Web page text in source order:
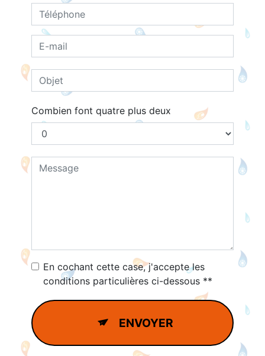
Combien font quatre plus deux
En cochant cette case, j'accepte les
conditions particulières ci-dessous **
ENVOYER